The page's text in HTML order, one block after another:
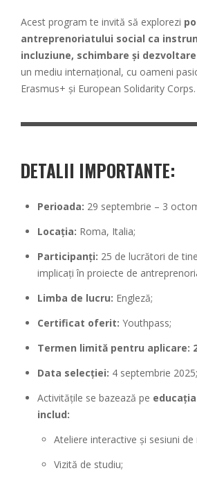
Acest program te invită să explorezi
antreprenoriatului social ca
incluziune, schimbare și
un mediu internațional, cu oameni
Erasmus+ și European Solidarity Corps.
DETALII IMPORTANTE:
Perioada: 29 septembrie – 3
Locația: Roma, Italia;
Participanți: 25 de lucrători de
implicați în proiecte de
Limba de lucru: Engleză;
Certificat oferit: Youthpass;
Termen limită pentru aplicare:
Data selecției: 4 septembrie 2025;
Activitățile se bazează pe
includ:
Ateliere interactive și sesiuni de
Vizită de studiu;